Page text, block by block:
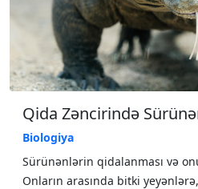
Qida Zəncirində
Biologiya
Sürünənlərin qidalanması və
Onların arasında bitki